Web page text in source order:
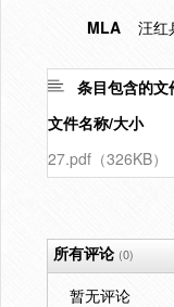
MLA
汪红
条目包含的文
文件名称/大小
27.pdf（326KB）
所有评论(0)
暂无评论